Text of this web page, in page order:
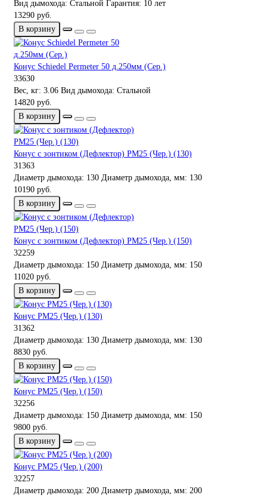
Вид дымохода: Стальной Гарантия: 10 лет
13290 руб.
В корзину
Конус Schiedel Permeter 50 д.250мм (Сер.)
33630
Вес, кг: 3.06 Вид дымохода: Стальной
14820 руб.
В корзину
Конус с зонтиком (Дефлектор) РМ25 (Чер.) (130)
31363
Диаметр дымохода: 130 Диаметр дымохода, мм: 130
10190 руб.
В корзину
Конус с зонтиком (Дефлектор) РМ25 (Чер.) (150)
32259
Диаметр дымохода: 150 Диаметр дымохода, мм: 150
11020 руб.
В корзину
Конус РМ25 (Чер.) (130)
31362
Диаметр дымохода: 130 Диаметр дымохода, мм: 130
8830 руб.
В корзину
Конус РМ25 (Чер.) (150)
32256
Диаметр дымохода: 150 Диаметр дымохода, мм: 150
9800 руб.
В корзину
Конус РМ25 (Чер.) (200)
32257
Диаметр дымохода: 200 Диаметр дымохода, мм: 200